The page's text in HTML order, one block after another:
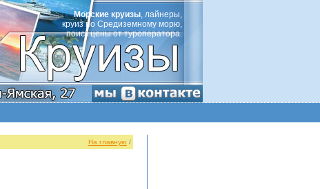
Морские круизы, лайнеры,
круиз по Средиземному морю,
поиск цены от туроператора.
На главную /